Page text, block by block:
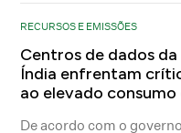
RECURSOS E EMISSÕES
Centros de dados
Índia enfrentam
ao elevado consumo
De acordo com o